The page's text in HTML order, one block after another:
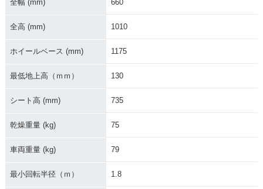
2007年 Super Cub
2007年 Super Cub
マイナーチェンジ
ナーチェンジ
全幅 (mm) 660
全高 (mm) 1010
ホイールベース (mm) 1175
最低地上高（ｍｍ） 130
シート高 (mm) 735
乾燥重量 (kg) 75
車両重量 (kg) 79
最小回転半径（ｍ） 1.8